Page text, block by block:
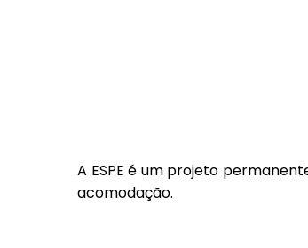
A ESPE é um projeto
acomodação.